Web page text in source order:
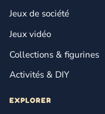
Jeux de société
Jeux vidéo
Collections & figurines
Activités & DIY
EXPLORER